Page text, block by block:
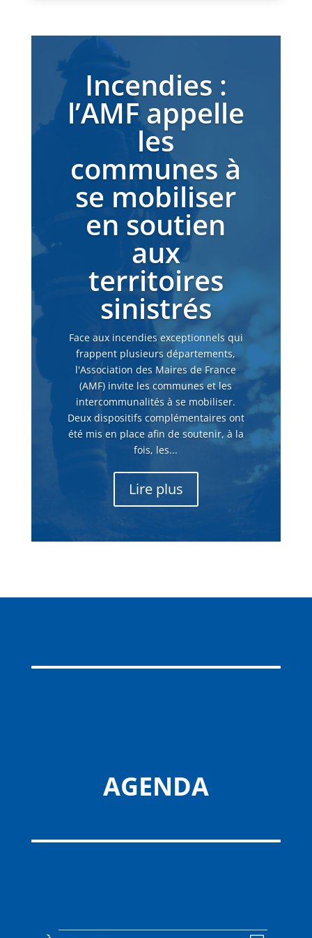
Incendies :
l’AMF appelle
les
communes à
se mobiliser
en soutien
aux
territoires
sinistrés
Face aux incendies exceptionnels qui
frappent plusieurs départements,
l'Association des Maires de France
(AMF) invite les communes et les
intercommunalités à se mobiliser.
Deux dispositifs complémentaires ont
été mis en place afin de soutenir, à la
fois, les...
Lire plus
AGENDA